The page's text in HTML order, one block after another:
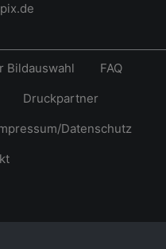
Bildauswahl
FAQ
Druckpartner
Datenschutz